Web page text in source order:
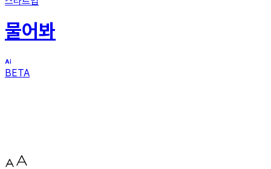
물어봐
BETA